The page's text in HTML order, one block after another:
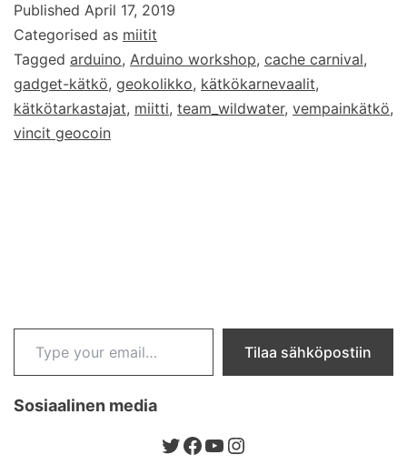
Published April 17, 2019
Categorised as miitit
Tagged arduino, Arduino workshop, cache carnival,
gadget-kätkö, geokolikko, kätkökarnevaalit,
kätkötarkastajat, miitti, team_wildwater, vempainkätkö,
vincit geocoin
Type your email…
Tilaa sähköpostiin
Sosiaalinen media
Twitter
Facebook
YouTube
Instagram